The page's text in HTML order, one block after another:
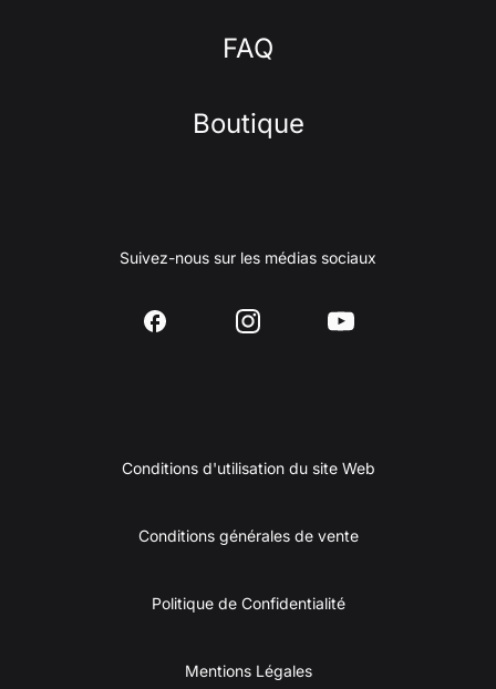
FAQ
Boutique
Suivez-nous sur les médias sociaux
Conditions d'utilisation du site Web
Conditions générales de vente
Politique de Confidentialité
Mentions Légales